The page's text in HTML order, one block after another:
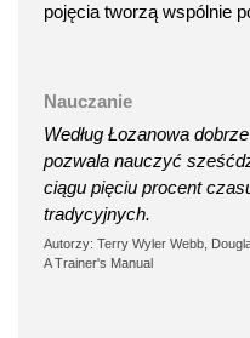
pojęcia tworzą wspólnie
Nauczanie
Według Łozanowa
pozwala nauczyć
ciągu pięciu procent
tradycyjnych.
Autorzy: Terry Wyler Webb,
A Trainer's Manual